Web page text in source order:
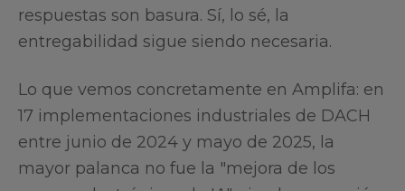
respuestas son basura. Sí, lo sé, la
entregabilidad sigue siendo necesaria.
Lo que vemos concretamente en Amplifa: en
17 implementaciones industriales de DACH
entre junio de 2024 y mayo de 2025, la
mayor palanca no fue la "mejora de los